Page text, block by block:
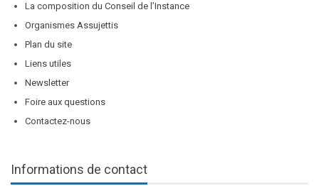
La composition du Conseil de l’Instance
Organismes Assujettis
Plan du site
Liens utiles
Newsletter
Foire aux questions
Contactez-nous
Informations de contact